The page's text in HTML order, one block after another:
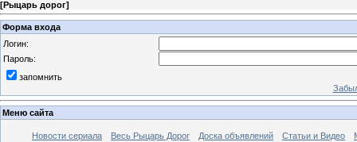
[Рыцарь дорог]
Форма входа
Логин:
Пароль:
запомнить
Меню сайта
Новости сериала Весь Рыцарь Дорог Доска объявлений Статьи и Видео